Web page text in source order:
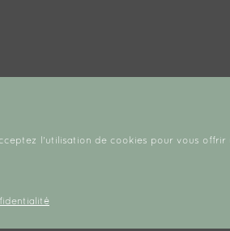
l'utilisation de cookies pour vous offrir